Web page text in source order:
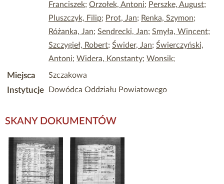
Franciszek; Orzołek, Antoni; Perszke, August;
Pluszczyk, Filip; Prot, Jan; Renka, Szymon;
Różanka, Jan; Sendrecki, Jan; Smyła, Wincent;
Szczygieł, Robert; Świder, Jan; Świerczyński,
Antoni; Widera, Konstanty; Wonsik;
Miejsca Szczakowa
Instytucje Dowódca Oddziału Powiatowego
SKANY DOKUMENTÓW